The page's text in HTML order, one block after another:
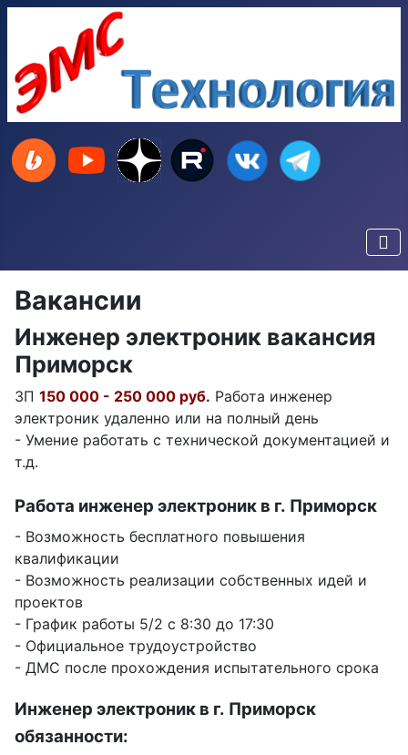
Вакансии
Инженер электроник вакансия
Приморск
ЗП 150 000 - 250 000 руб. Работа инженер
электроник удаленно или на полный день
- Умение работать с технической документацией и
т.д.
Работа инженер электроник в г. Приморск
- Возможность бесплатного повышения
квалификации
- Возможность реализации собственных идей и
проектов
- График работы 5/2 с 8:30 до 17:30
- Официальное трудоустройство
- ДМС после прохождения испытательного срока
Инженер электроник в г. Приморск
обязанности: